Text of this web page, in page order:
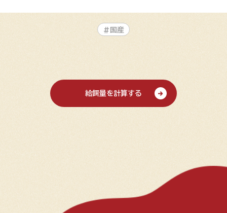
#国産
給餌量を計算する